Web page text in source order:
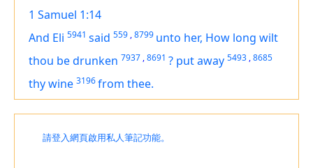
1 Samuel 1:14
And Eli 5941 said 559 ,8799 unto her, How long wilt
thou be drunken 7937 ,8691 ? put away 5493 ,8685
thy wine 3196from thee.
請登入網頁啟用私人筆記功能。